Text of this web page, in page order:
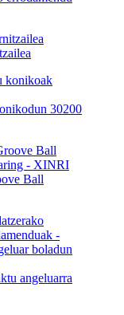
30200
Ball
angeluarra